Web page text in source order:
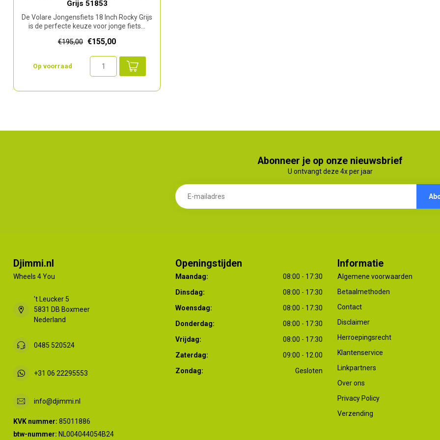
Grijs 51853
De Volare Jongensfiets 18 Inch Rocky Grijs
is de perfecte keuze voor jonge fiets...
€195,00 €155,00
Op voorraad
Abonneer je op onze nieuwsbrief
U ontvangt deze 4x per jaar
Djimmi.nl
Wheels 4 You
't Leucker 5
5831 DB Boxmeer
Nederland
0485 520524
+31 06 22295553
info@djimmi.nl
KVK nummer: 85011886
btw-nummer: NL004044054B24
Openingstijden
Maandag:
08:00 - 17:30
Dinsdag:
08:00 - 17:30
Woensdag:
08:00 - 17:30
Donderdag:
08:00 - 17:30
Vrijdag:
08:00 - 17:30
Zaterdag:
09:00 - 12.00
Zondag:
Gesloten
Informatie
Algemene voorwaarden
Betaalmethoden
Contact
Disclaimer
Herroepingsrecht
Klantenservice
Linkpartners
Over ons
Privacy Policy
Verzending